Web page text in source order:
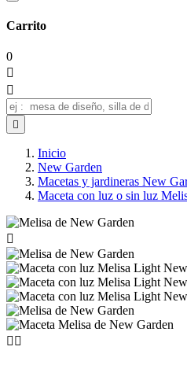
Carrito
0



Inicio
New Garden
Macetas y jardineras New
Maceta con luz o sin luz

 